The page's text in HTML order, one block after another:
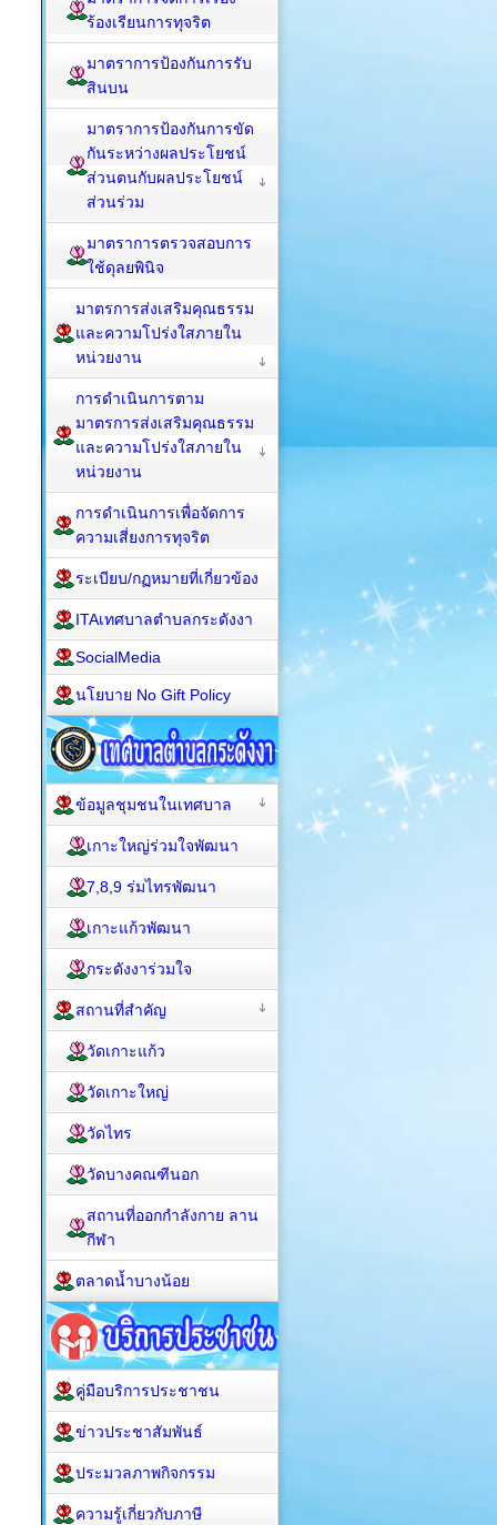
ร้องเรียนการทุจริต
มาตราการป้องกันการรับ
สินบน
มาตราการป้องกันการขัด
กันระหว่างผลประโยชน์
ส่วนตนกับผลประโยชน์
ส่วนร่วม
มาตราการตรวจสอบการ
ใช้ดุลยพินิจ
มาตรการส่งเสริมคุณธรรม
และความโปร่งใสภายใน
หน่วยงาน
การดำเนินการตาม
มาตรการส่งเสริมคุณธรรม
และความโปร่งใสภายใน
หน่วยงาน
การดำเนินการเพื่อจัดการ
ความเสี่ยงการทุจริต
ระเบียบ/กฏหมายที่เกี่ยวข้อง
ITAเทศบาลตำบลกระดังงา
SocialMedia
นโยบาย No Gift Policy
ข้อมูลชุมชนในเทศบาล
เกาะใหญ่ร่วมใจพัฒนา
7,8,9 ร่มไทรพัฒนา
เกาะแก้วพัฒนา
กระดังงาร่วมใจ
สถานที่สำคัญ
วัดเกาะแก้ว
วัดเกาะใหญ่
วัดไทร
วัดบางคณฑีนอก
สถานที่ออกกำลังกาย ลาน
กีฬา
ตลาดน้ำบางน้อย
คู่มือบริการประชาชน
ข่าวประชาสัมพันธ์
ประมวลภาพกิจกรรม
ความรู้เกี่ยวกับภาษี